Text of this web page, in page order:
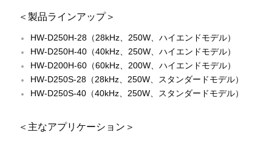
＜製品ラインアップ＞
HW-D250H-28（28kHz、250W、ハイエンドモデル）
HW-D250H-40（40kHz、250W、ハイエンドモデル）
HW-D200H-60（60kHz、200W、ハイエンドモデル）
HW-D250S-28（28kHz、250W、スタンダードモデル）
HW-D250S-40（40kHz、250W、スタンダードモデル）
＜主なアプリケーション＞